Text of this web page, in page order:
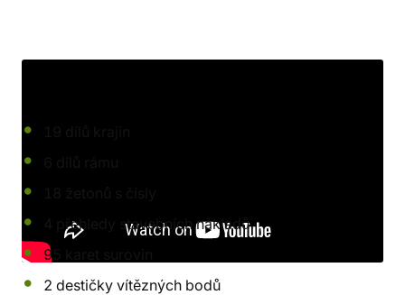
4 přehledy stavebních nákladů
95 karet surovin
2 destičky vítězných bodů